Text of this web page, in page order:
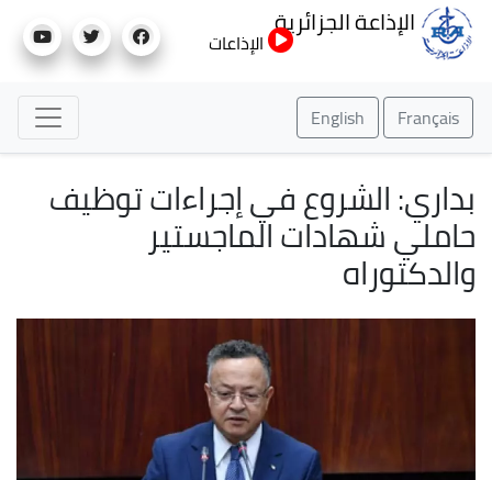
إلى
الإذاعة الجزائرية
الإذاعات
Français
English
بداري: الشروع في إجراءات توظيف
حاملي شهادات الماجستير
والدكتوراه